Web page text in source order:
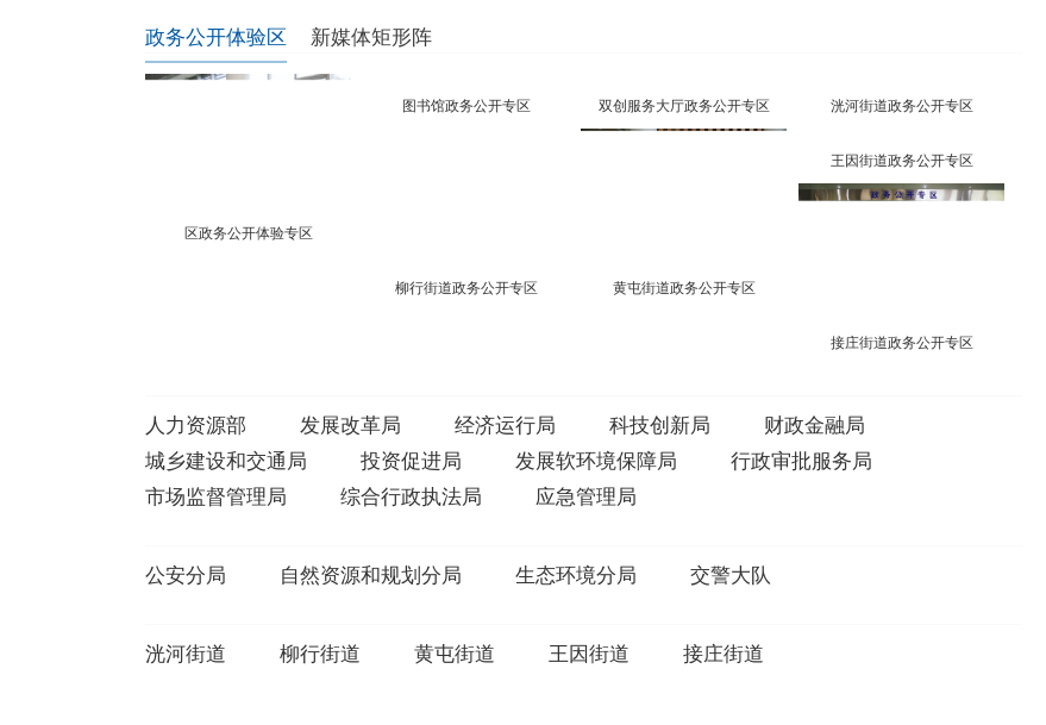
政务公开体验区 新媒体矩形阵
区政务公开体验专区
双创服务大厅政务公开专区 洸河街道政务公开专区
柳行街道政务公开专区
接庄街道政务公开专区
城乡建设和交通局
投资促进局 发展软环境保障局
行政审批服务局